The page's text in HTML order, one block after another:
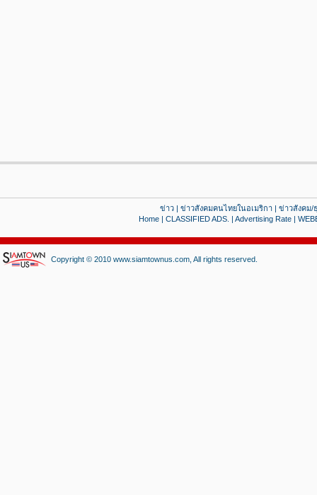
ข่าว| ข่าวสังคมคนไทยในอเมริกา| ข่าวสังคม/
Home| CLASSIFIED ADS. | Advertising Rate|
Copyright © 2010 www.siamtownus.com, All rights reserved.